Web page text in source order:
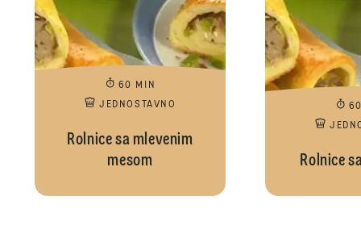
60 MIN
JEDNOSTAVNO
Rolnice sa mlevenim
mesom
Rolnice